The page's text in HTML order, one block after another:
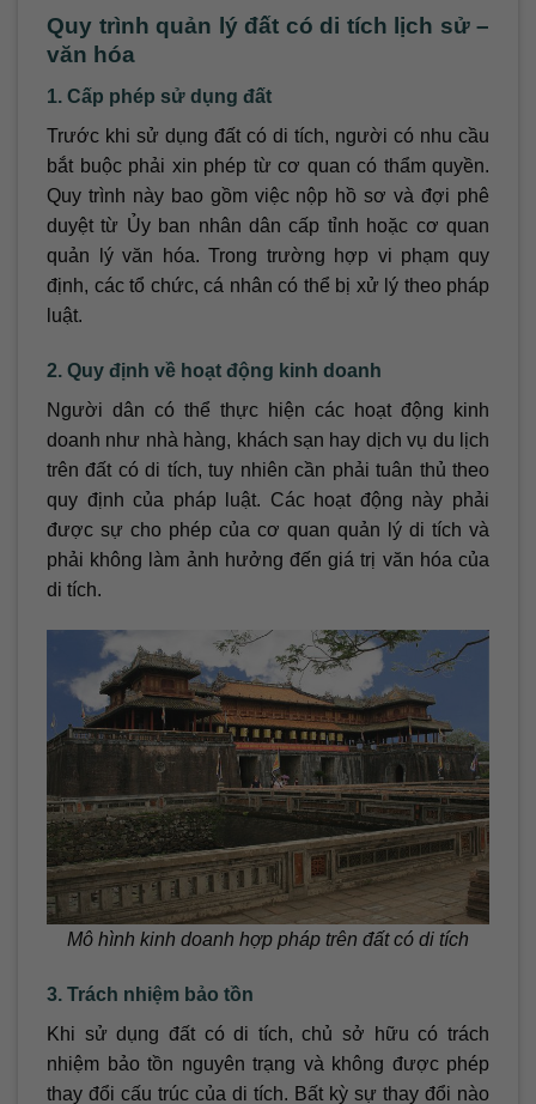
Quy trình quản lý đất có di tích lịch sử –
văn hóa
1. Cấp phép sử dụng đất
Trước khi sử dụng đất có di tích, người có nhu cầu
bắt buộc phải xin phép từ cơ quan có thẩm quyền.
Quy trình này bao gồm việc nộp hồ sơ và đợi phê
duyệt từ Ủy ban nhân dân cấp tỉnh hoặc cơ quan
quản lý văn hóa. Trong trường hợp vi phạm quy
định, các tổ chức, cá nhân có thể bị xử lý theo pháp
luật.
2. Quy định về hoạt động kinh doanh
Người dân có thể thực hiện các hoạt động kinh
doanh như nhà hàng, khách sạn hay dịch vụ du lịch
trên đất có di tích, tuy nhiên cần phải tuân thủ theo
quy định của pháp luật. Các hoạt động này phải
được sự cho phép của cơ quan quản lý di tích và
phải không làm ảnh hưởng đến giá trị văn hóa của
di tích.
Mô hình kinh doanh hợp pháp trên đất có di tích
3. Trách nhiệm bảo tồn
Khi sử dụng đất có di tích, chủ sở hữu có trách
nhiệm bảo tồn nguyên trạng và không được phép
thay đổi cấu trúc của di tích. Bất kỳ sự thay đổi nào